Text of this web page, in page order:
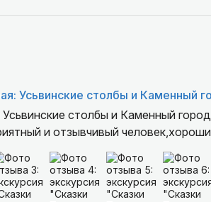
Усьвинские столбы и Каменный
столбы и Каменный
и отзывчивый